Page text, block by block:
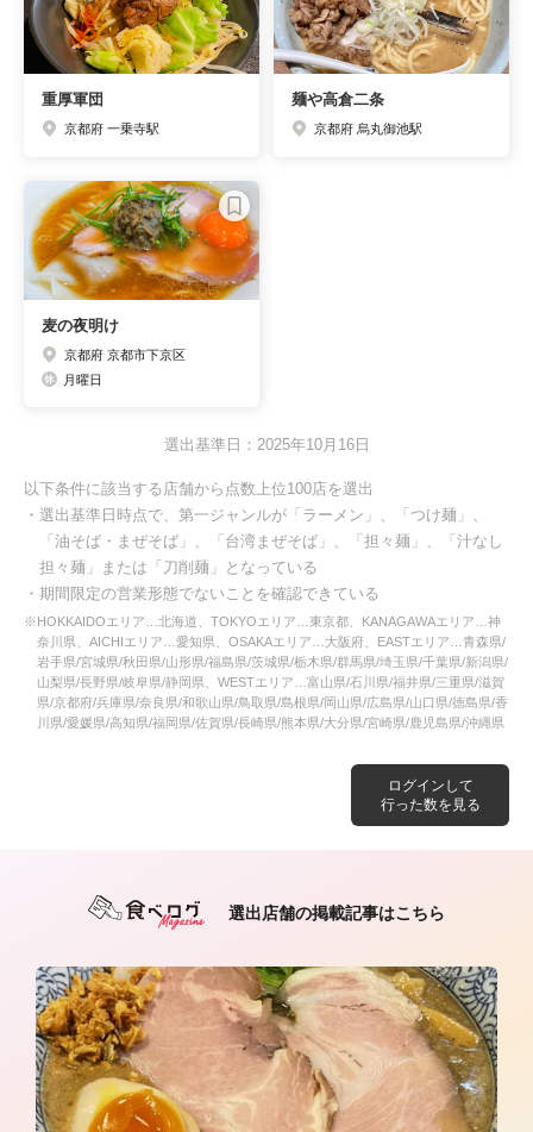
ログインして
行った数を見る
重厚軍団
京都府 一乗寺駅
麺や高倉二条
京都府 烏丸御池駅
麦の夜明け
京都府 京都市下京区
月曜日
選出基準日：2025年10月16日
以下条件に該当する店舗から点数上位100店を選出
・選出基準日時点で、第一ジャンルが「ラーメン」、「つけ麺」、
「油そば・まぜそば」、「台湾まぜそば」、「担々麺」、「汁なし
担々麺」または「刀削麺」となっている
・期間限定の営業形態でないことを確認できている
※HOKKAIDOエリア…北海道、TOKYOエリア…東京都、KANAGAWAエリア…神
奈川県、AICHIエリア…愛知県、OSAKAエリア…大阪府、EASTエリア…青森県/
岩手県/宮城県/秋田県/山形県/福島県/茨城県/栃木県/群馬県/埼玉県/千葉県/新潟県/
山梨県/長野県/岐阜県/静岡県、WESTエリア…富山県/石川県/福井県/三重県/滋賀
県/京都府/兵庫県/奈良県/和歌山県/鳥取県/島根県/岡山県/広島県/山口県/徳島県/香
川県/愛媛県/高知県/福岡県/佐賀県/長崎県/熊本県/大分県/宮崎県/鹿児島県/沖縄県
選出店舗の掲載記事はこちら